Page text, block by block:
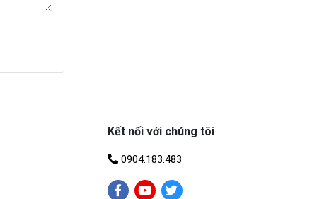
Kết nối với chúng tôi
0904.183.483